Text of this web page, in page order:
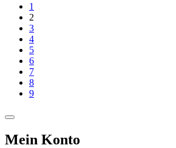
1
2
3
4
5
6
7
8
9
Mein Konto